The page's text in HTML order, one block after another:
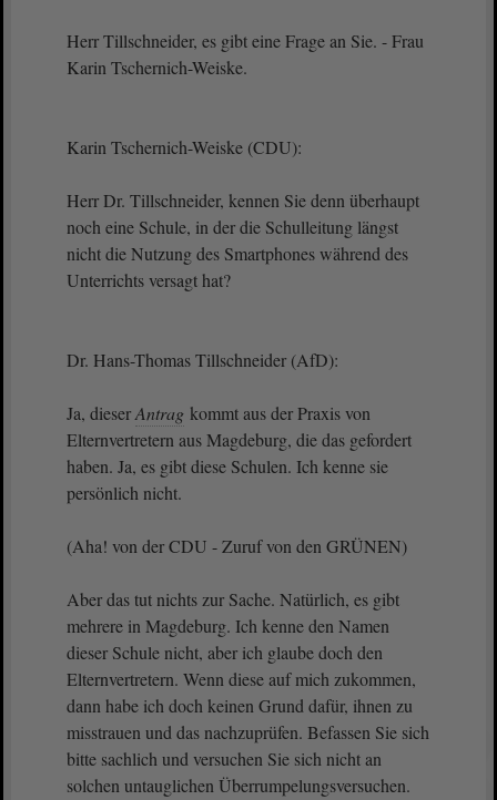
Herr Tillschneider, es gibt eine Frage an Sie. - Frau
Karin Tschernich-Weiske.
Karin Tschernich-Weiske (CDU):
Herr Dr. Tillschneider, kennen Sie denn überhaupt
noch eine Schule, in der die Schulleitung längst
nicht die Nutzung des Smartphones während des
Unterrichts versagt hat?
Dr. Hans-Thomas Tillschneider (AfD):
Ja, dieserAntrag kommt aus der Praxis von
Elternvertretern aus Magdeburg, die das gefordert
haben. Ja, es gibt diese Schulen. Ich kenne sie
persönlich nicht.
(Aha! von der CDU - Zuruf von den GRÜNEN)
Aber das tut nichts zur Sache. Natürlich, es gibt
mehrere in Magdeburg. Ich kenne den Namen
dieser Schule nicht, aber ich glaube doch den
Elternvertretern. Wenn diese auf mich zukommen,
dann habe ich doch keinen Grund dafür, ihnen zu
misstrauen und das nachzuprüfen. Befassen Sie sich
bitte sachlich und versuchen Sie sich nicht an
solchen untauglichen Überrumpelungsversuchen.